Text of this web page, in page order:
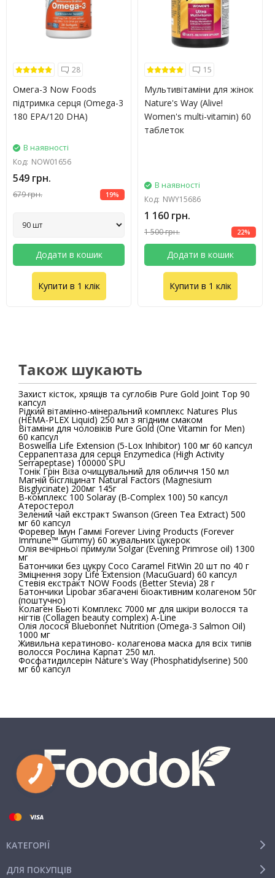
28
Омега-3 Now Foods
підтримка серця (Omega-3
180 EPA/120 DHA)
В наявності
Код: NOW01656
549 грн.
679 грн. 19%
Додати в кошик
Купити в 1 клік
15
Мультивітаміни для жінок
Nature's Way (Alive!
Women's multi-vitamin) 60
таблеток
В наявності
Код: NWY15686
1 160 грн.
1 500 грн. 22%
Додати в кошик
Купити в 1 клік
Також шукають
Захист кісток, хрящів та суглобів Pure Gold Joint Top 90
капсул
Рідкий вітамінно-мінеральний комплекс Natures Plus
(HEMA-PLEX Liquid) 250 мл з ягідним смаком
Вітаміни для чоловіків Pure Gold (One Vitamin for Men)
60 капсул
Boswellia Life Extension (5-Lox Inhibitor) 100 мг 60 капсул
Серрапептаза для серця Enzymedica (High Activity
Serrapeptase) 100000 SPU
Тонік Грін Віза очищувальний для обличчя 150 мл
Магній бісгліцинат Natural Factors (Magnesium
Bisglycinate) 200мг 145г
B-комплекс 100 Solaray (B-Complex 100) 50 капсул
Атеростерол
Зелений чай екстракт Swanson (Green Tea Extract) 500
мг 60 капсул
Форевер Імун Гаммі Forever Living Products (Forever
Immune™ Gummy) 60 жувальних цукерок
Олія вечірньої примули Solgar (Evening Primrose oil) 1300
мг
Батончики без цукру Coco Caramel FitWin 20 шт по 40 г
Зміцнення зору Life Extension (MacuGuard) 60 капсул
Стевія екстракт NOW Foods (Better Stevia) 28 г
Батончики Lipobar збагачені біоактивним колагеном 50г
(поштучно)
Колаген Бьюті Комплекс 7000 мг для шкіри волосся та
нігтів (Collagen beauty complex) A-Line
Олія лосося Bluebonnet Nutrition (Omega-3 Salmon Oil)
1000 мг
Живильна кератиново- колагенова маска для всіх типів
волосся Рослина Карпат 250 мл.
Фосфатидилсерін Nature's Way (Phosphatidylserine) 500
мг 60 капсул
КАТЕГОРІЇ
ДЛЯ ПОКУПЦІВ